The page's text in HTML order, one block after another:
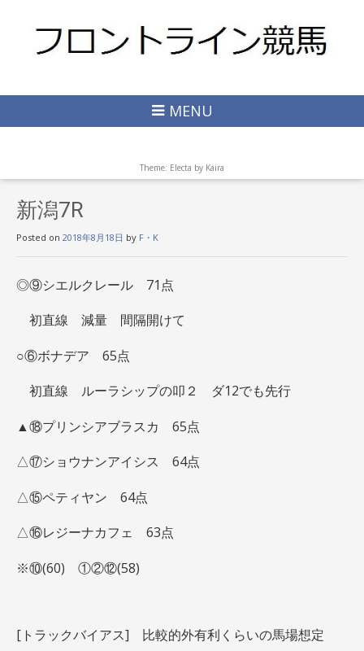
MENU
Theme: Electa by Kaira
新潟7R
Posted on 2018年8月18日 by F・K
◎⑨シエルクレール 71点
初直線 減量 間隔開けて
○⑥ボナデア 65点
初直線 ルーラシップの叩２ ダ12でも先行
▲⑱プリンシアブラスカ 65点
△⑰ショウナンアイシス 64点
△⑮ペティヤン 64点
△⑯レジーナカフェ 63点
※⑩(60) ①②⑫(58)
[トラックバイアス] 比較的外有利くらいの馬場想定